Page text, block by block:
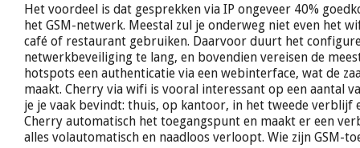
Het voordeel is dat gesprekken via IP ongeveer 40%
het GSM-netwerk. Meestal zul je onderweg niet even het
café of restaurant gebruiken. Daarvoor duurt het
netwerkbeveiliging te lang, en bovendien vereisen de
hotspots een authenticatie via een webinterface, wat de
maakt. Cherry via wifi is vooral interessant op een aantal
je je vaak bevindt: thuis, op kantoor, in het tweede verblijf
Cherry automatisch het toegangspunt en maakt er een
alles volautomatisch en naadloos verloopt. Wie zijn GSM-